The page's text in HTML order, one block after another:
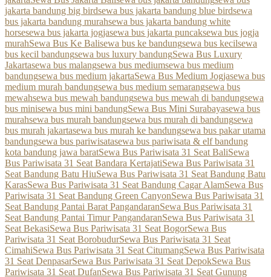
jakarta bandung big birdsewa bus jakarta bandung blue birdsewa
bus jakarta bandung murahsewa bus jakarta bandung white
horsesewa bus jakarta jogjasewa bus jakarta puncaksewa bus jogja
murahSewa Bus Ke Balisewa bus ke bandungsewa bus kecilsewa
bus kecil bandungsewa bus luxury bandungSewa Bus Luxury
Jakartasewa bus malangsewa bus mediumsewa bus medium
bandungsewa bus medium jakartaSewa Bus Medium Jogjasewa bus
medium murah bandungsewa bus medium semarangsewa bus
mewahsewa bus mewah bandungsewa bus mewah di bandungsewa
bus minisewa bus mini bandungSewa Bus Mini Surabayasewa bus
murahsewa bus murah bandungsewa bus murah di bandungsewa
bus murah jakartasewa bus murah ke bandungsewa bus pakar utama
bandungsewa bus pariwisatasewa bus pariwisata & elf bandung
kota bandung jawa baratSewa Bus Pariwisata 31 Seat BaliSewa
Bus Pariwisata 31 Seat Bandara KertajatiSewa Bus Pariwisata 31
Seat Bandung Batu HiuSewa Bus Pariwisata 31 Seat Bandung Batu
KarasSewa Bus Pariwisata 31 Seat Bandung Cagar AlamSewa Bus
Pariwisata 31 Seat Bandung Green CanyonSewa Bus Pariwisata 31
Seat Bandung Pantai Barat PangandaranSewa Bus Pariwisata 31
Seat Bandung Pantai Timur PangandaranSewa Bus Pariwisata 31
Seat BekasiSewa Bus Pariwisata 31 Seat BogorSewa Bus
Pariwisata 31 Seat BorobudurSewa Bus Pariwisata 31 Seat
CimahiSewa Bus Pariwisata 31 Seat CitumangSewa Bus Pariwisata
31 Seat DenpasarSewa Bus Pariwisata 31 Seat DepokSewa Bus
Pariwisata 31 Seat DufanSewa Bus Pariwisata 31 Seat Gunung